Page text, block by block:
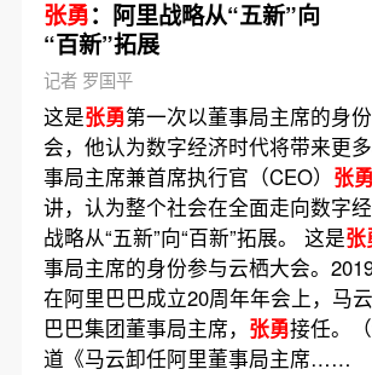
张勇：阿里战略从“五新”向
“百新”拓展
记者 罗国平
这是张勇第一次以董事局主席的身
会，他认为数字经济时代将带来更
事局主席兼首席执行官（CEO） 张勇
讲，认为整个社会在全面走向数字
战略从“五新”向“百新”拓展。 这是张
事局主席的身份参与云栖大会。2019
在阿里巴巴成立20周年年会上，马
巴巴集团董事局主席， 张勇接任。
道《马云卸任阿里董事局主席……